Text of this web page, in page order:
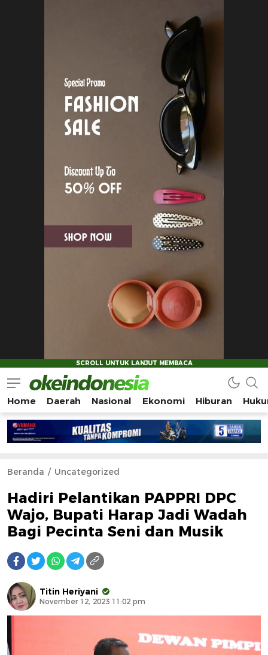
Okeindonesia.Online
Mengonlinekan Indonesia Secara Utuh
Home Daerah Nasional Ekonomi Hiburan
Beranda Uncategorized
Hadiri Pelantikan PAPPRI DPC
Wajo, Bupati Harap Jadi Wadah
Bagi Pecinta Seni dan Musik
Titin Heriyani
November 12, 2023 11:02 pm